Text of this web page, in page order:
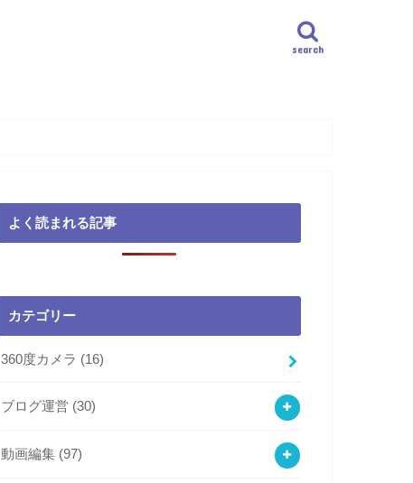
search
よく読まれる記事
カテゴリー
360度カメラ (16)
ブログ運営 (30)
動画編集 (97)